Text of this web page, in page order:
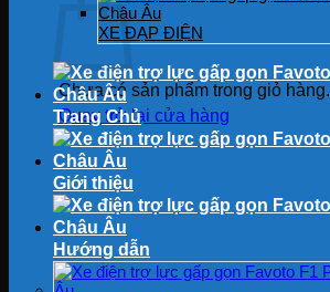
Chưa có sản phẩm trong giỏ hàng.
Quay trở lại cửa hàng
XE ĐẠP ĐIỆN
Trang Chủ
Giới thiệu
Hướng dẫn